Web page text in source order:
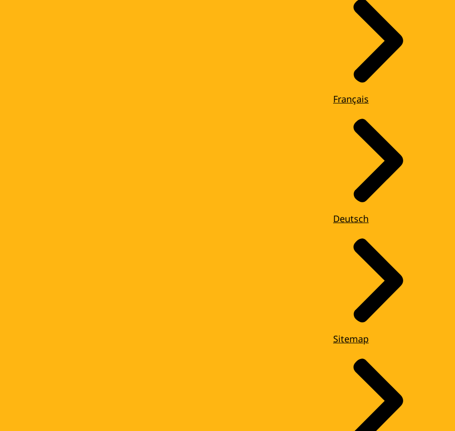
Français
Deutsch
Sitemap